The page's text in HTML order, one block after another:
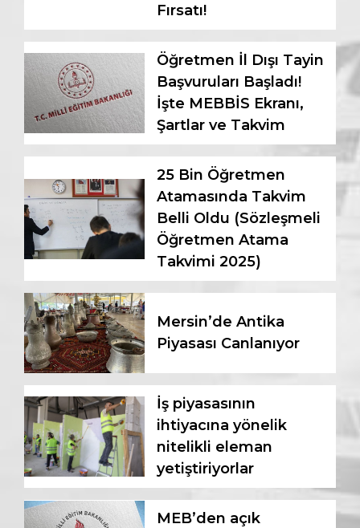
Fırsatı!
Öğretmen İl Dışı Tayin
Başvuruları Başladı!
İşte MEBBİS Ekranı,
Şartlar ve Takvim
25 Bin Öğretmen
Atamasında Takvim
Belli Oldu (Sözleşmeli
Öğretmen Atama
Takvimi 2025)
Mersin’de Antika
Piyasası Canlanıyor
İş piyasasının
ihtiyacına yönelik
nitelikli eleman
yetiştiriyorlar
MEB’den açık